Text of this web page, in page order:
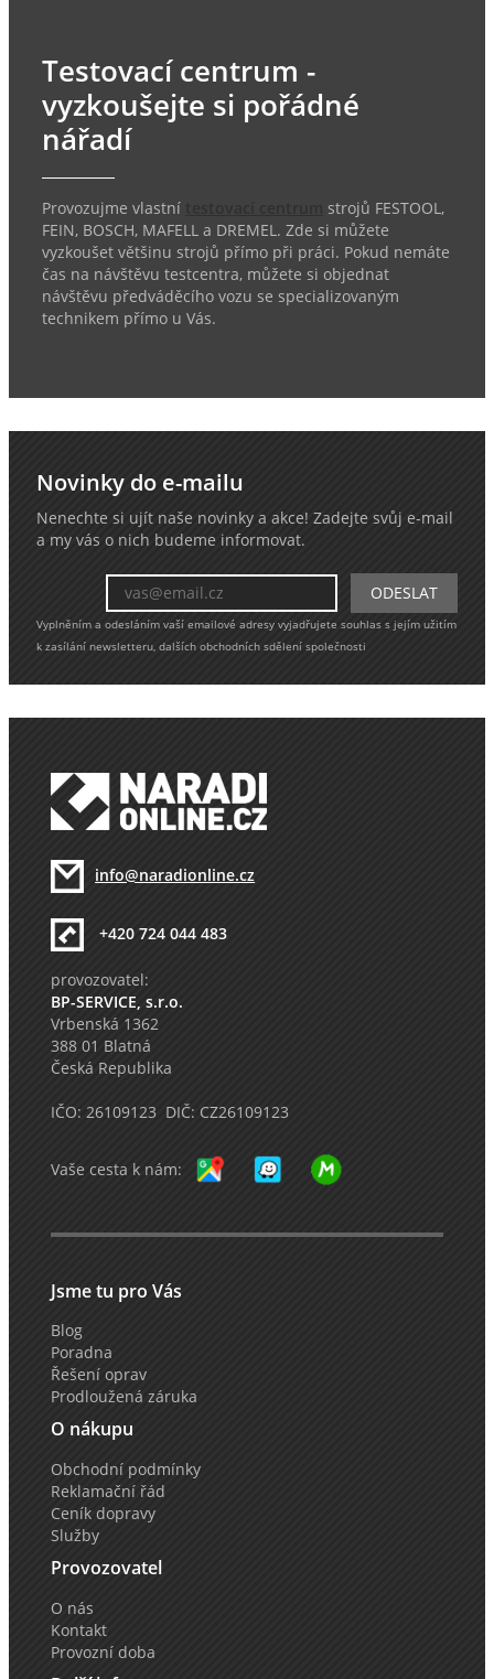
Testovací centrum -
vyzkoušejte si pořádné
nářadí
Provozujme vlastní
strojů FESTOOL,
FEIN, BOSCH, MAFELL a DREMEL. Zde si můžete
vyzkoušet většinu strojů přímo při práci. Pokud nemáte
čas na návštěvu testcentra, můžete si objednat
návštěvu předváděcího vozu se specializovaným
technikem přímo u Vás.
Novinky do e-mailu
Nenechte si ujít naše novinky a akce! Zadejte svůj e-mail
a my vás o nich budeme informovat.
Vyplněním a odesláním vaší emailové adresy vyjadřujete souhlas s jejím užitím
k zasílání newsletteru, dalších obchodních sdělení společnosti
info@naradionline.cz
+420 724 044 483
provozovatel:
BP-SERVICE, s.r.o.
Vrbenská 1362
388 01 Blatná
Česká Republika
IČO: 26109123 DIČ: CZ26109123
Vaše cesta k nám:
Jsme tu pro Vás
Blog
Poradna
Řešení oprav
Prodloužená záruka
O nákupu
Obchodní podmínky
Reklamační řád
Ceník dopravy
Služby
Provozovatel
O nás
Kontakt
Provozní doba